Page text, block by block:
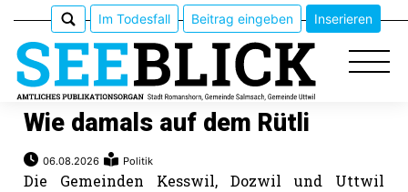
Epaper
Im Todesfall Beitrag eingeben Inserieren
Wie damals auf dem Rütli
06.08.2026 Politik
Die Gemeinden Kesswil, Dozwil und Uttwil